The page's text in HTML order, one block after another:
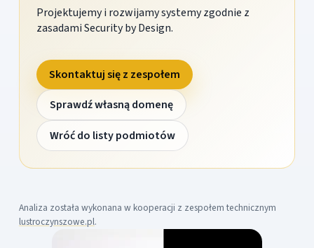
Projektujemy i rozwijamy systemy zgodnie z
zasadami Security by Design.
Skontaktuj się z zespołem
Sprawdź własną domenę
Wróć do listy podmiotów
Analiza została wykonana w kooperacji z zespołem technicznym
lustroczynszowe.pl.